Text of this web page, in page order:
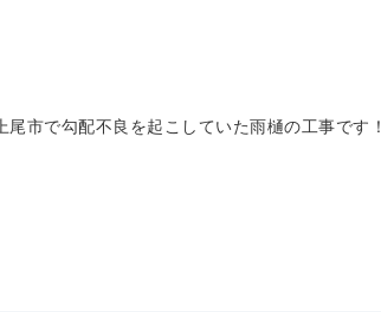
上尾市で勾配不良を起こしていた雨樋の工事です！